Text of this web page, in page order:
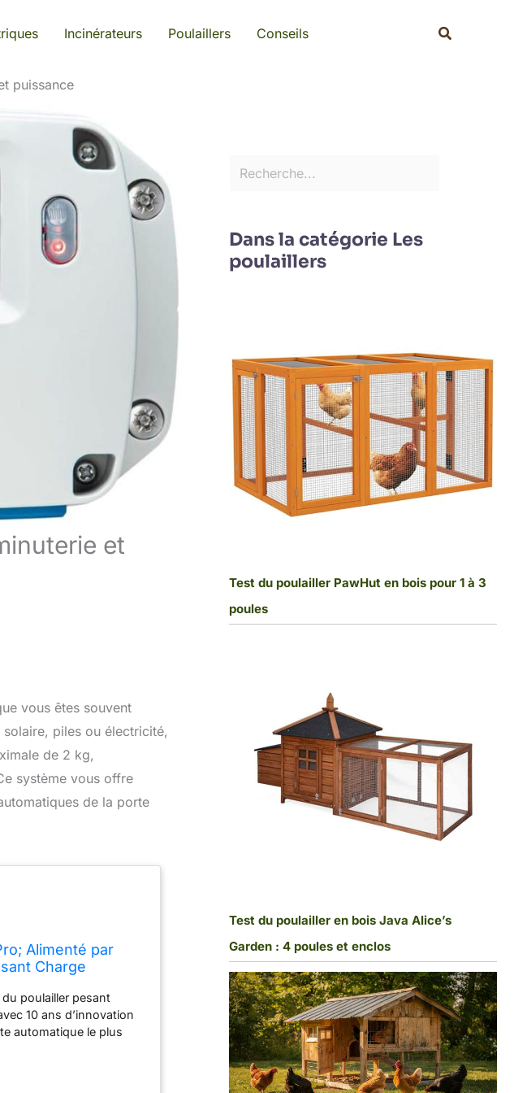
Incinérateurs Poulaillers Conseils
puissance
et
vous êtes souvent
piles ou électricité,
de 2 kg,
système vous offre
de la porte
Alimenté par
Charge
poulailler pesant
10 ans d’innovation
automatique le plus
à l’unité pour les clients
; PRO + Option de
Dans la catégorie Les
poulaillers
Test du poulailler PawHut en bois pour 1 à 3
poules
Test du poulailler en bois Java Alice’s
Garden : 4 poules et enclos